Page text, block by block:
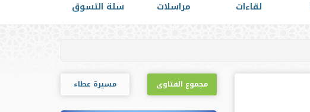
لقاءات مراسلات سلة التسوق
مجموع الفتاوى مسيرة عطاء